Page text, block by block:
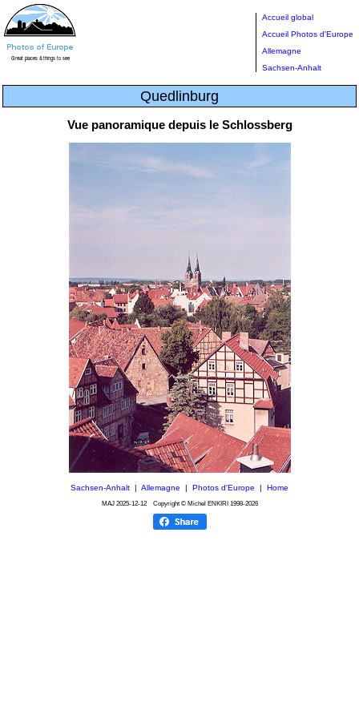
Accueil global
Accueil Photos d'Europe
Allemagne
Sachsen-Anhalt
Quedlinburg
Vue panoramique depuis le Schlossberg
Sachsen-Anhalt Allemagne Photos d'Europe Home
MAJ 2025-12-12Copyright © Michel ENKIRI 1998-2026